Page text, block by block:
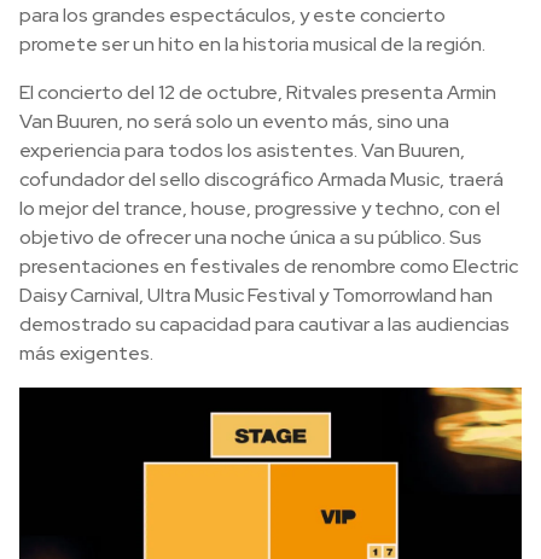
para los grandes espectáculos, y este concierto
promete ser un hito en la historia musical de la región.
El concierto del 12 de octubre, Ritvales presenta Armin
Van Buuren, no será solo un evento más, sino una
experiencia para todos los asistentes. Van Buuren,
cofundador del sello discográfico Armada Music, traerá
lo mejor del trance, house, progressive y techno, con el
objetivo de ofrecer una noche única a su público. Sus
presentaciones en festivales de renombre como Electric
Daisy Carnival, Ultra Music Festival y Tomorrowland han
demostrado su capacidad para cautivar a las audiencias
más exigentes.